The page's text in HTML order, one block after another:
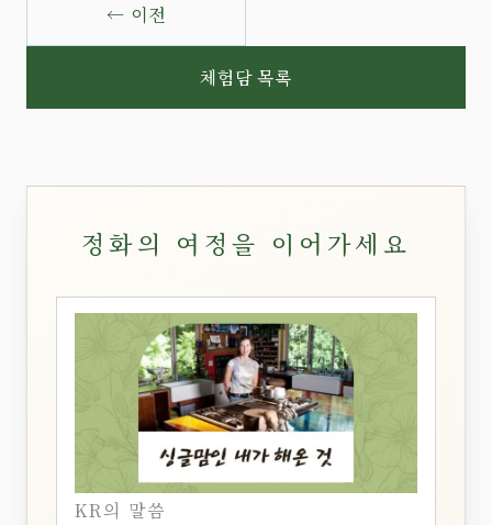
← 이전
체험담 목록
정화의 여정을 이어가세요
KR의 말씀